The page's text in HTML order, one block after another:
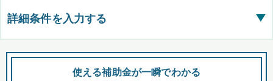
詳細条件を入力する ▶
都道府県
使える補助金が一瞬でわかる